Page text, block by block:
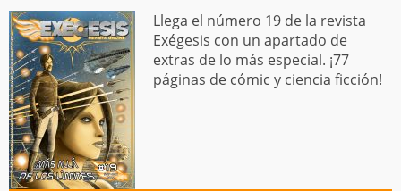
Llega el número 19 de la revista
Exégesis con un apartado de
extras de lo más especial. ¡77
páginas de cómic y ciencia ficción!